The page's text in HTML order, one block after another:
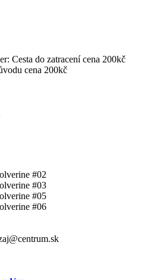
Cesta do zatracení cena 200kč
cena 200kč
#02
#03
#05
#06